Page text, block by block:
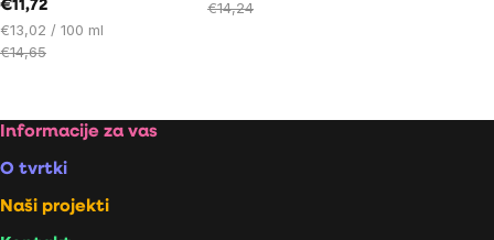
€11,72
Cijena
mjere:
€13,02 / 100 ml
€14,65
mjere:
€14,24
Footer
Informacije za vas
O tvrtki
Naši projekti